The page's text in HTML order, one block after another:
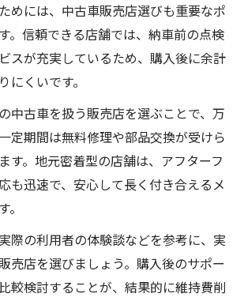
めには、中古車販売店選びも重要なポ
。信頼できる店舗では、納車前の点検
スが充実しているため、購入後に余計
にくいです。
中古車を扱う販売店を選ぶことで、万
定期間は無料修理や部品交換が受けら
す。地元密着型の店舗は、アフターフ
も迅速で、安心して長く付き合えるメ
際の利用者の体験談などを参考に、実
売店を選びましょう。購入後のサポー
較検討することが、結果的に維持費削